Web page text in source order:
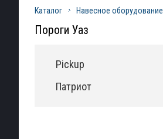
Каталог Навесное оборудование
Пороги Уаз
Pickup
Патриот